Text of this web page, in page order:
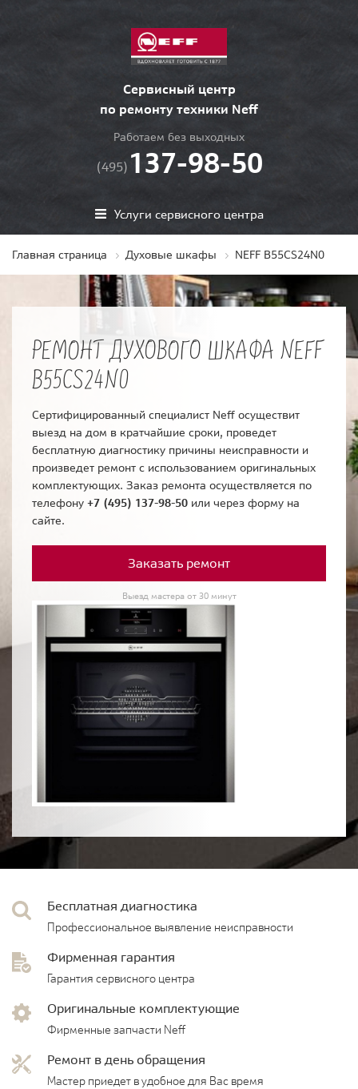
Сервисный центр
по ремонту техники Neff
Работаем без выходных
(495) 137-98-50
Услуги сервисного центра
Главная страница Духовые шкафы NEFF B55CS24N0
РЕМОНТ ДУХОВОГО ШКАФА NEFF
B55CS24N0
Сертифицированный специалист Neff осуществит
выезд на дом в кратчайшие сроки, проведет
бесплатную диагностику причины неисправности и
произведет ремонт с использованием оригинальных
комплектующих. Заказ ремонта осуществляется по
телефону +7 (495) 137-98-50 или через форму на
сайте.
Заказать ремонт
Выезд мастера от 30 минут
Бесплатная диагностика
Профессиональное выявление неисправности
Фирменная гарантия
Гарантия сервисного центра
Оригинальные комплектующие
Фирменные запчасти Neff
Ремонт в день обращения
Мастер приедет в удобное для Вас время